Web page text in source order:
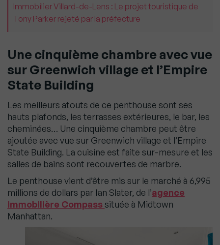
Immobilier Villard-de-Lens : Le projet touristique de
Tony Parker rejeté par la préfecture
Une cinquième chambre avec vue
sur Greenwich village et l’Empire
State Building
Les meilleurs atouts de ce penthouse sont ses
hauts plafonds, les terrasses extérieures, le bar, les
cheminées… Une cinquième chambre peut être
ajoutée avec vue sur Greenwich village et l’Empire
State Building. La cuisine est faite sur-mesure et les
salles de bains sont recouvertes de marbre.
Le penthouse vient d’être mis sur le marché à 6,995
millions de dollars par Ian Slater, de l’agence
immobilière Compasssituée à Midtown
Manhattan.